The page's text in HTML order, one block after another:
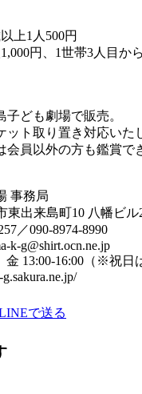
上1人500円
円、1世帯3人目か
子ども劇場で販売。
ット取り置き対応いた
員以外の方も鑑賞で
事務局
東出来島町10 八幡ビル
／090-8974-8990
k-g@shirt.ocn.ne.jp
金 13:00-16:00（※祝日